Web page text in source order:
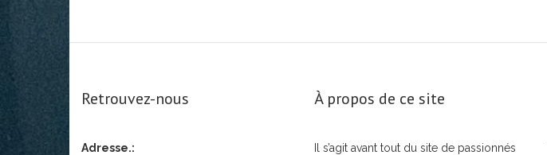
Retrouvez-nous
Adresse.:
À propos de ce site
Il s’agit avant tout du site de passionnés